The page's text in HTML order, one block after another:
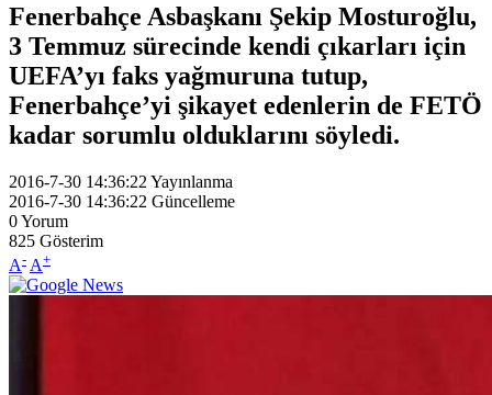
Fenerbahçe Asbaşkanı Şekip Mosturoğlu,
3 Temmuz sürecinde kendi çıkarları için
UEFA’yı faks yağmuruna tutup,
Fenerbahçe’yi şikayet edenlerin de FETÖ
kadar sorumlu olduklarını söyledi.
2016-7-30 14:36:22 Yayınlanma
2016-7-30 14:36:22 Güncelleme
0Yorum
825 Gösterim
A- A+